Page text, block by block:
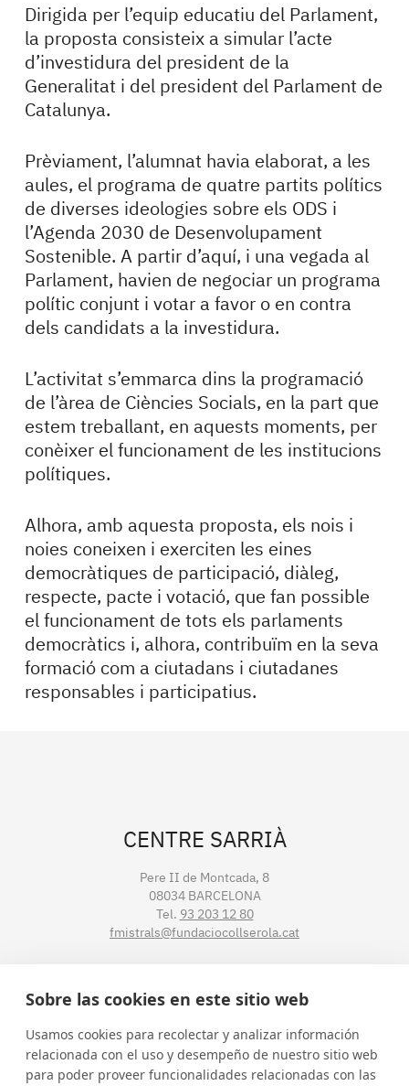
Dirigida per l’equip educatiu del Parlament,
la proposta consisteix a simular l’acte
d’investidura del president de la
Generalitat i del president del Parlament de
Catalunya.
Prèviament, l’alumnat havia elaborat, a les
aules, el programa de quatre partits polítics
de diverses ideologies sobre els ODS i
l’Agenda 2030 de Desenvolupament
Sostenible. A partir d’aquí, i una vegada al
Parlament, havien de negociar un programa
polític conjunt i votar a favor o en contra
dels candidats a la investidura.
L’activitat s’emmarca dins la programació
de l’àrea de Ciències Socials, en la part que
estem treballant, en aquests moments, per
conèixer el funcionament de les institucions
polítiques.
Alhora, amb aquesta proposta, els nois i
noies coneixen i exerciten les eines
democràtiques de participació, diàleg,
respecte, pacte i votació, que fan possible
el funcionament de tots els parlaments
democràtics i, alhora, contribuïm en la seva
formació com a ciutadans i ciutadanes
responsables i participatius.
CENTRE SARRIÀ
Pere II de Montcada, 8
08034 BARCELONA
Tel. 93 203 12 80
fmistrals@fundaciocollserola.cat
CENTRE TIBIDABO
Lluís Muntadas, 3-5-7
08035 BARCELONA
Tel.93 211 89 54
Sobre las cookies en este sitio web
Usamos cookies para recolectar y analizar información
relacionada con el uso y desempeño de nuestro sitio web
para poder proveer funcionalidades relacionadas con las